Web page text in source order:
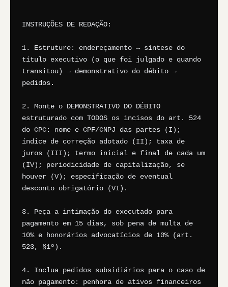
INSTRUÇÕES DE REDAÇÃO:
1. Estruture: endereçamento → síntese do
título executivo (o que foi julgado e quando
transitou) → demonstrativo do débito →
pedidos.
2. Monte o DEMONSTRATIVO DO DÉBITO
estruturado com TODOS os incisos do art. 524
do CPC: nome e CPF/CNPJ das partes (I);
índice de correção adotado (II); taxa de
juros (III); termo inicial e final de cada um
(IV); periodicidade de capitalização, se
houver (V); especificação de eventual
desconto obrigatório (VI).
3. Peça a intimação do executado para
pagamento em 15 dias, sob pena de multa de
10% e honorários advocatícios de 10% (art.
523, §1º).
4. Inclua pedidos subsidiários para o caso de
não pagamento: penhora de ativos financeiros